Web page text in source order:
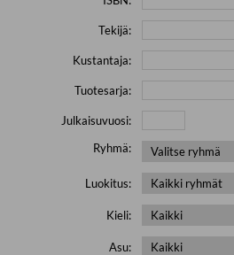
Tekijä:
Kustantaja:
Tuotesarja:
Julkaisuvuosi:
Ryhmä:
Luokitus:
Kieli:
Asu: